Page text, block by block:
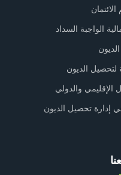
الواجبة السداد
لتحصيل الديون
الإقليمي والدولي
إدارة تحصيل الديون